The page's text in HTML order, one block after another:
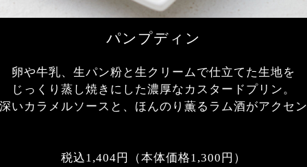
パンプディン
卵や牛乳、生パン粉と生クリームで仕立てた生地を
じっくり蒸し焼きにした濃厚なカスタードプリン。
いカラメルソースと、 ほんのり薫るラム酒がアクセ
税込1,404円（本体価格1,300円）